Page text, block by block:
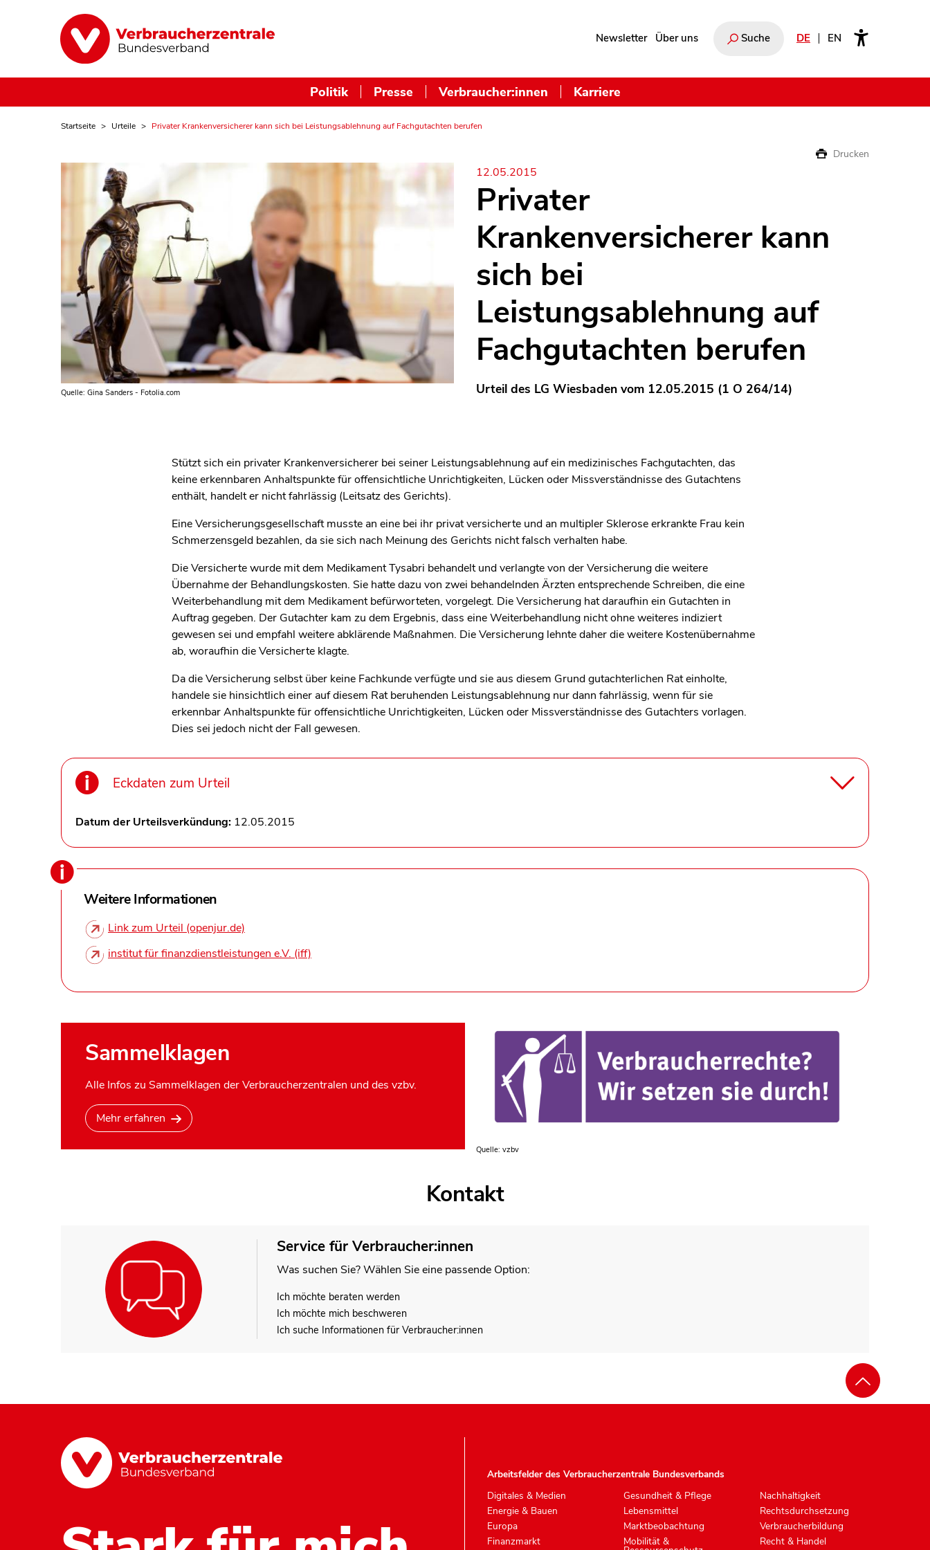
Newsletter Über uns Suche DE EN
Politik Presse Verbraucher:innen Karriere
Startseite Urteile Privater Krankenversicherer kann sich bei Leistungsablehnung auf Fachgutachten berufen
Drucken
Quelle: Gina Sanders - Fotolia.com
12.05.2015
Privater
Krankenversicherer kann
sich bei
Leistungsablehnung auf
Fachgutachten berufen
Urteil des LG Wiesbaden vom 12.05.2015 (1 O 264/14)
Stützt sich ein privater Krankenversicherer bei seiner Leistungsablehnung auf ein medizinisches Fachgutachten, das
keine erkennbaren Anhaltspunkte für offensichtliche Unrichtigkeiten, Lücken oder Missverständnisse des Gutachtens
enthält, handelt er nicht fahrlässig (Leitsatz des Gerichts).
Eine Versicherungsgesellschaft musste an eine bei ihr privat versicherte und an multipler Sklerose erkrankte Frau kein
Schmerzensgeld bezahlen, da sie sich nach Meinung des Gerichts nicht falsch verhalten habe.
Die Versicherte wurde mit dem Medikament Tysabri behandelt und verlangte von der Versicherung die weitere
Übernahme der Behandlungskosten. Sie hatte dazu von zwei behandelnden Ärzten entsprechende Schreiben, die eine
Weiterbehandlung mit dem Medikament befürworteten, vorgelegt. Die Versicherung hat daraufhin ein Gutachten in
Auftrag gegeben. Der Gutachter kam zu dem Ergebnis, dass eine Weiterbehandlung nicht ohne weiteres indiziert
gewesen sei und empfahl weitere abklärende Maßnahmen. Die Versicherung lehnte daher die weitere Kostenübernahme
ab, woraufhin die Versicherte klagte.
Da die Versicherung selbst über keine Fachkunde verfügte und sie aus diesem Grund gutachterlichen Rat einholte,
handele sie hinsichtlich einer auf diesem Rat beruhenden Leistungsablehnung nur dann fahrlässig, wenn für sie
erkennbar Anhaltspunkte für offensichtliche Unrichtigkeiten, Lücken oder Missverständnisse des Gutachters vorlagen.
Dies sei jedoch nicht der Fall gewesen.
Eckdaten zum Urteil
Datum der Urteilsverkündung: 12.05.2015
Weitere Informationen
Link zum Urteil (openjur.de)
institut für finanzdienstleistungen e.V. (iff)
Sammelklagen
Alle Infos zu Sammelklagen der Verbraucherzentralen und des vzbv.
Mehr erfahren
Quelle: vzbv
Kontakt
Service für Verbraucher:innen
Was suchen Sie? Wählen Sie eine passende Option:
Ich möchte beraten werden
Ich möchte mich beschweren
Ich suche Informationen für Verbraucher:innen
Arbeitsfelder des Verbraucherzentrale Bundesverbands
Digitales & Medien
Energie & Bauen
Europa
Finanzmarkt
Gesundheit & Pflege
Lebensmittel
Marktbeobachtung
Mobilität &
Nachhaltigkeit
Rechtsdurchsetzung
Verbraucherbildung
Recht & Handel